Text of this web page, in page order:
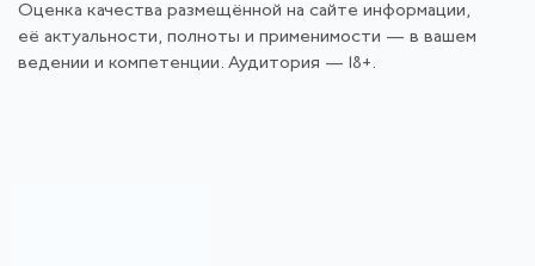
Оценка качества размещённой на сайте информации,
её актуальности, полноты и применимости — в вашем
ведении и компетенции. Аудитория — 18+.